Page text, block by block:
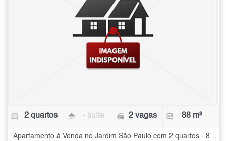
2 quartos - suíte 2 vagas 88 m²
Apartamento à Venda no Jardim São Paulo com 2 quartos - 88 m²